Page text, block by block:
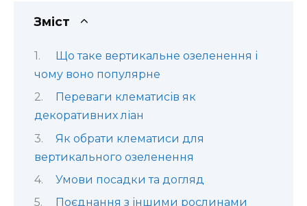
Зміст
Що таке вертикальне озеленення і
чому воно популярне
Переваги клематисів як
декоративних ліан
Як обрати клематиси для
вертикального озеленення
Умови посадки та догляд
Поєднання з іншими рослинами